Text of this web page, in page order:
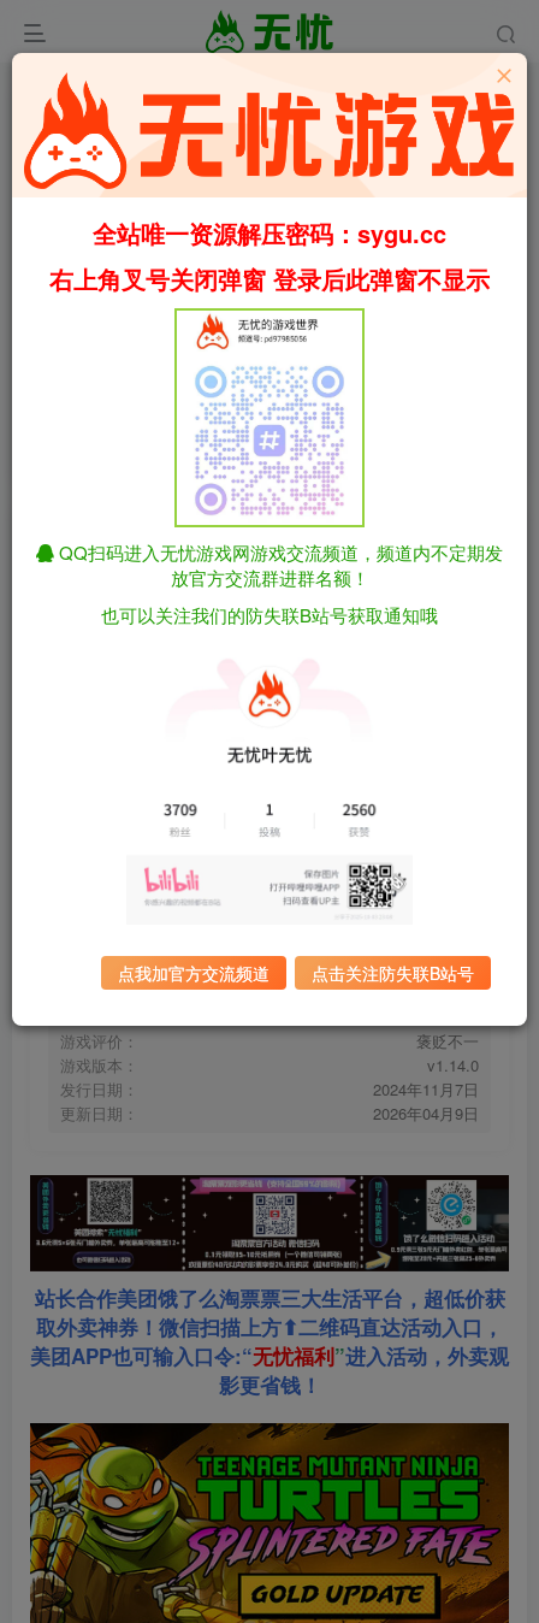
00:00/00:48 speed
忍者神龟：破碎命运/Teenage Mutant Ninja
Turtles: Splintered Fate v1.14.0 包含全DLC（官
叶无忧
3个月前更新
关注 私信
Turtles: Splintered Fate v1.14.0 包含全DLC（官中）
行教程排查
迅雷下载
全站统一解压密码：
sygu.cc
游戏评价：
褒贬不一
游戏版本：
v1.14.0
发行日期：
2024年11月7日
更新日期：
2026年04月9日
站长合作美团饿了么淘票票三大生活平台，超低价获
取外卖神券！微信扫描上方⬆二维码直达活动入口，
美团APP也可输入口令:“无忧福利”进入活动，外卖观
影更省钱！
全站唯一资源解压密码：sygu.cc
右上角叉号关闭弹窗 登录后此弹窗不显示
QQ扫码进入无忧游戏网游戏交流频道，频道内不定期发
放官方交流群进群名额！
也可以关注我们的防失联B站号获取通知哦
点我加官方交流频道 点击关注防失联B站号